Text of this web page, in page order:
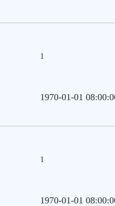
1
1970-01-01
1
1970-01-01